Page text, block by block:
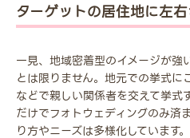
ターゲットの居住地に左
一見、地域密着型のイメージが強
とは限りません。地元での挙式に
などで親しい関係者を交えて挙式
だけでフォトウェディングのみ済
り方やニーズは多様化しています。